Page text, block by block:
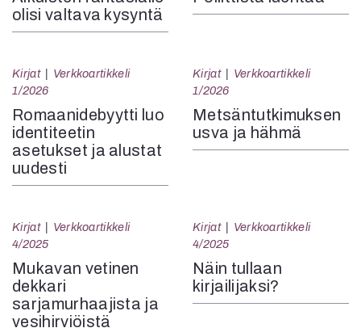
olisi valtava kysyntä
Kirjat
Verkkoartikkeli
1/2026
Romaanidebyytti luo
identiteetin
asetukset ja alustat
uudesti
Kirjat
Verkkoartikkeli
1/2026
Metsäntutkimuksen
usva ja hähmä
Kirjat
Verkkoartikkeli
4/2025
Mukavan vetinen
dekkari
sarjamurhaajista ja
vesihirviöistä
Kirjat
Verkkoartikkeli
4/2025
Näin tullaan
kirjailijaksi?